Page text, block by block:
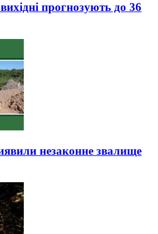
прогнозують до 36
незаконне звалище